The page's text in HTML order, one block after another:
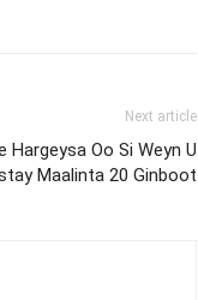
Next article
Oo Si Weyn U
Maalinta 20 Ginboot